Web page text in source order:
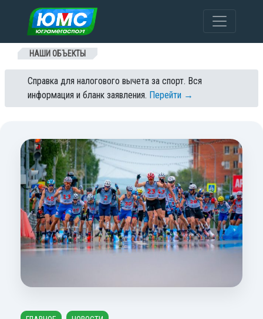
Перейти к содержанию
НАШИ ОБЪЕКТЫ
Справка для налогового вычета за спорт. Вся
информация и бланк заявления. Перейти →